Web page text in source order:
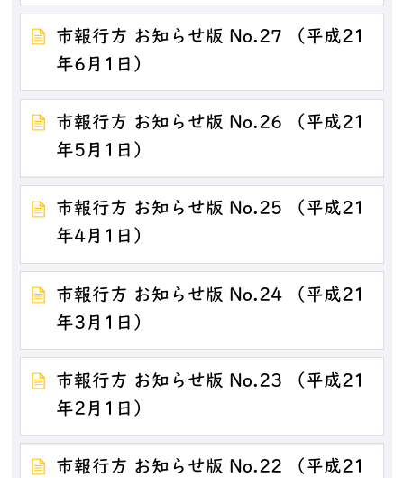
市報行方 お知らせ版 No.27 （平成21
年6月1日）
市報行方 お知らせ版 No.26 （平成21
年5月1日）
市報行方 お知らせ版 No.25 （平成21
年4月1日）
市報行方 お知らせ版 No.24 （平成21
年3月1日）
市報行方 お知らせ版 No.23 （平成21
年2月1日）
市報行方 お知らせ版 No.22 （平成21